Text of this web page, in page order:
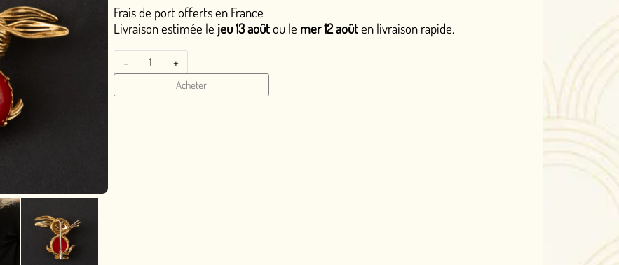
Frais de port offerts en France
Livraison estimée lejeu 13 aoûtou lemer 12 aoûten livraison rapide.